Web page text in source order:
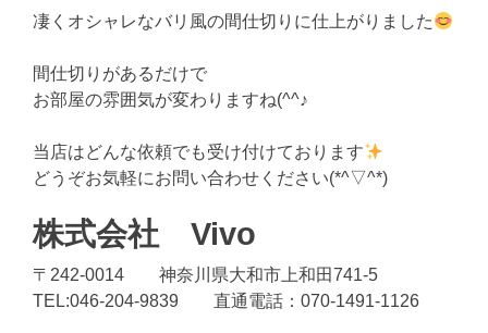
凄くオシャレなバリ風の間仕切りに仕上がりました
間仕切りがあるだけで
お部屋の雰囲気が変わりますね(^^♪
当店はどんな依頼でも受け付けております
どうぞお気軽にお問い合わせください(*^▽^*)
株式会社 Vivo
〒242-0014 神奈川県大和市上和田741-5
TEL:046-204-9839 直通電話：070-1491-1126